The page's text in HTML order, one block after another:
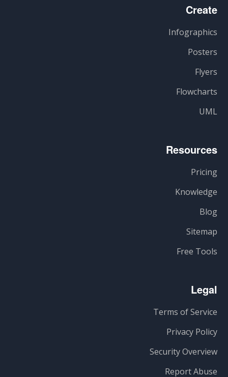
Create
Infographics
Posters
Flyers
Flowcharts
UML
Resources
Pricing
Knowledge
Blog
Sitemap
Free Tools
Legal
Terms of Service
Privacy Policy
Security Overview
Report Abuse